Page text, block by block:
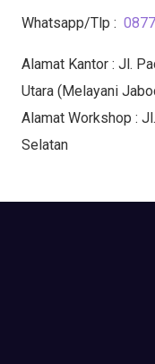
Whatsapp/Tlp :
Alamat Kantor : Jl.
Utara (Melayani
Alamat Workshop :
Selatan